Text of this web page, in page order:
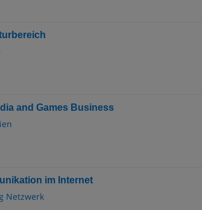
and Games Business
im Internet
Netzwerk